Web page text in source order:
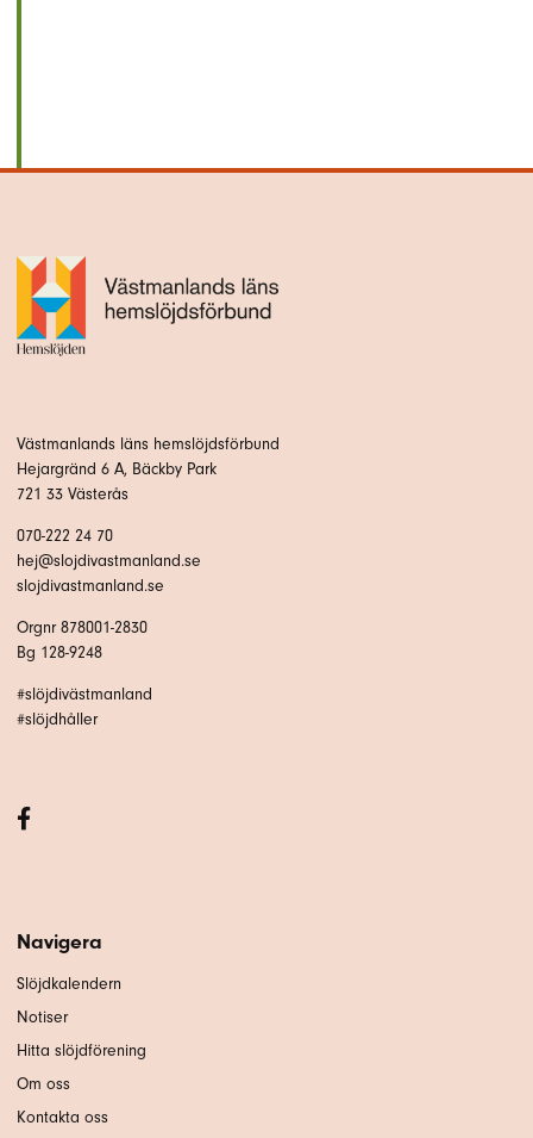
Västmanlands läns hemslöjdsförbund
Hejargränd 6 A, Bäckby Park
721 33 Västerås
070-222 24 70
hej@slojdivastmanland.se
slojdivastmanland.se
Orgnr 878001-2830
Bg 128-9248
#slöjdivästmanland
#slöjdhåller
Navigera
Slöjdkalendern
Notiser
Hitta slöjdförening
Om oss
Kontakta oss